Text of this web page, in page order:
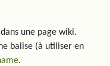
une page wiki.
balise (à utiliser en
.